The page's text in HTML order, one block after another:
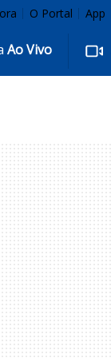
O Portal App
Ao Vivo